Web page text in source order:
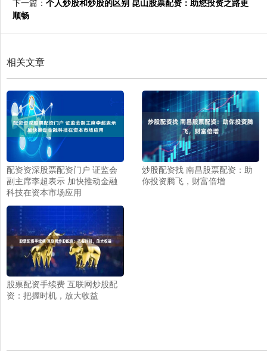
下一篇： 个人炒股和炒股的区别 昆山股票配资：助您投资之路更
顺畅
相关文章
配资资深股票配资门户 证监会
副主席李超表示 加快推动金融
科技在资本市场应用
炒股配资找 南昌股票配资：助
你投资腾飞，财富倍增
股票配资手续费 互联网炒股配
资：把握时机，放大收益